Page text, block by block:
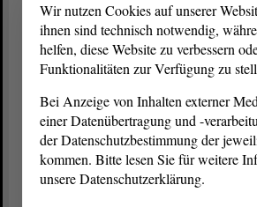
noch besser genutzt wird.
_blank extern>Mehr über den Verein
Die Mitglieder des Ausschusses werten das
ändern ist.
Wo es momentan Gefängnisse in Sachsen-
sie sind, erfahren Sie auf der
Ministeriums.
Wir nutzen Cookies auf unserer
ihnen sind technisch notwendig,
helfen, diese Website zu verbessern
Funktionalitäten zur Verfügung zu
Bei Anzeige von Inhalten externer
einer Datenübertragung und -
der Datenschutzbestimmung der
kommen. Bitte lesen Sie für weitere
unsere Datenschutzerklärung.